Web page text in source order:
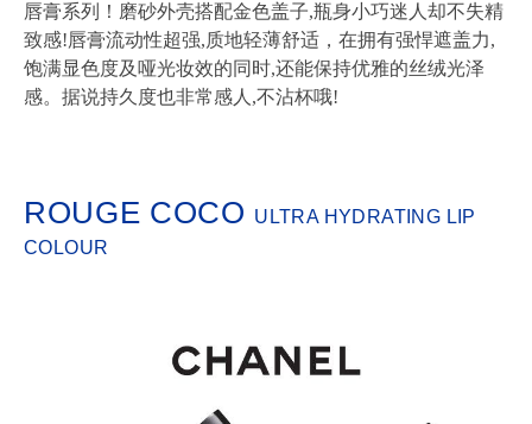
唇膏系列！磨砂外壳搭配金色盖子,瓶身小巧迷人却不失精
致感!唇膏流动性超强,质地轻薄舒适，在拥有强悍遮盖力,
饱满显色度及哑光妆效的同时,还能保持优雅的丝绒光泽
感。据说持久度也非常感人,不沾杯哦!
ROUGE COCO ULTRA HYDRATING LIP
COLOUR